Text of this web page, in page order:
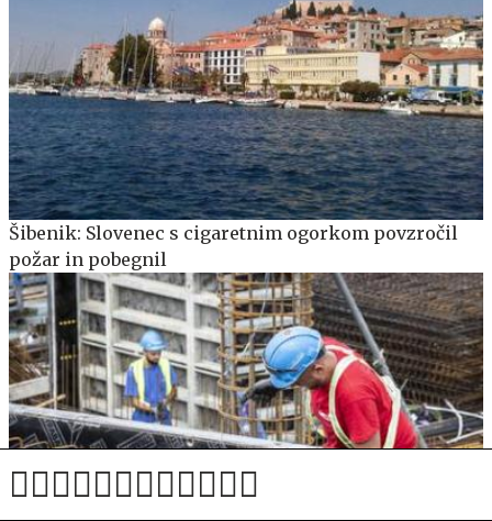
Šibenik: Slovenec s cigaretnim ogorkom povzročil
požar in pobegnil